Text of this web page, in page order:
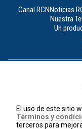
Canal RCNNoticias
Nuestra
Un
El uso de este sitio
Términos y
terceros para